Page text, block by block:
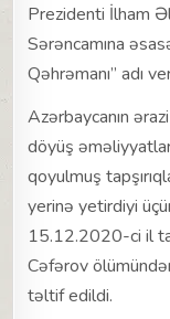
Prezidenti İlham
Sərəncamına
Qəhrəmanı” adı
Azərbaycanın
döyüş
qoyulmuş
yerinə yetirdiyi
15.12.2020-ci il
Cəfərov
təltif edildi.